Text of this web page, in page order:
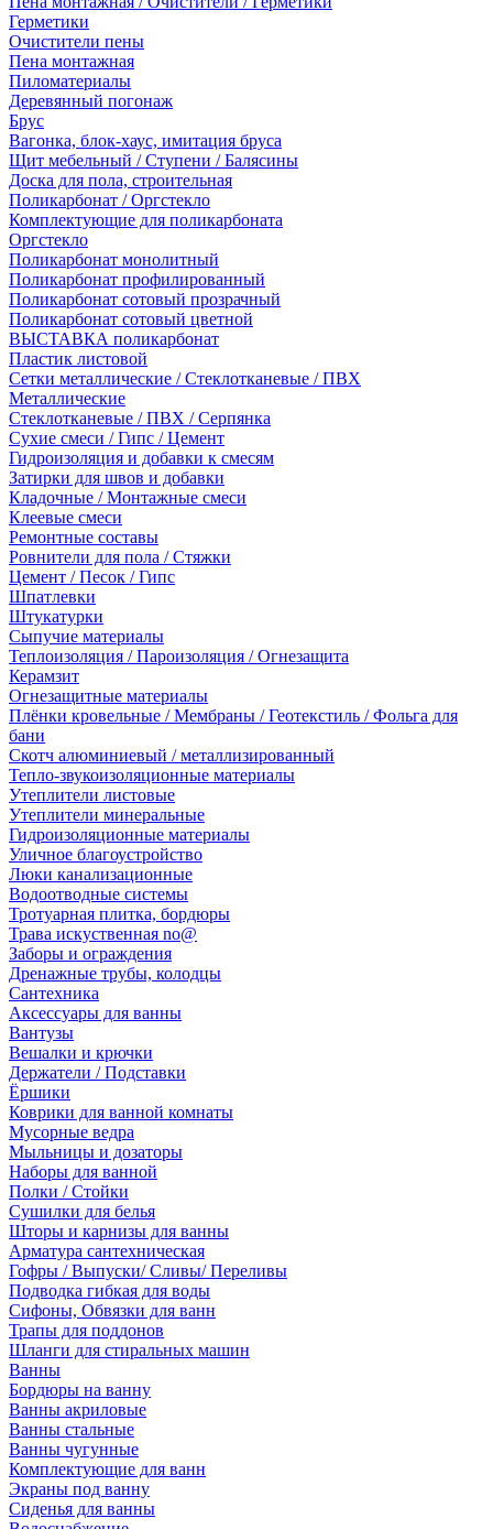
Герметики
Очистители пены
Пена монтажная
Пиломатериалы
Деревянный погонаж
Брус
Вагонка, блок-хаус, имитация бруса
Щит мебельный / Ступени / Балясины
Доска для пола, строительная
Поликарбонат / Оргстекло
Комплектующие для поликарбоната
Оргстекло
Поликарбонат монолитный
Поликарбонат профилированный
Поликарбонат сотовый прозрачный
Поликарбонат сотовый цветной
ВЫСТАВКА поликарбонат
Пластик листовой
Сетки металлические / Стеклотканевые / ПВХ
Металлические
Стеклотканевые / ПВХ / Серпянка
Сухие смеси / Гипс / Цемент
Гидроизоляция и добавки к смесям
Затирки для швов и добавки
Кладочные / Монтажные смеси
Клеевые смеси
Ремонтные составы
Ровнители для пола / Стяжки
Цемент / Песок / Гипс
Шпатлевки
Штукатурки
Сыпучие материалы
Теплоизоляция / Пароизоляция / Огнезащита
Керамзит
Огнезащитные материалы
Плёнки кровельные / Мембраны / Геотекстиль / Фольга для
бани
Скотч алюминиевый / металлизированный
Тепло-звукоизоляционные материалы
Утеплители листовые
Утеплители минеральные
Гидроизоляционные материалы
Уличное благоустройство
Люки канализационные
Водоотводные системы
Тротуарная плитка, бордюры
Трава искуственная no@
Заборы и ограждения
Дренажные трубы, колодцы
Сантехника
Аксессуары для ванны
Вантузы
Вешалки и крючки
Держатели / Подставки
Ёршики
Коврики для ванной комнаты
Мусорные ведра
Мыльницы и дозаторы
Наборы для ванной
Полки / Стойки
Сушилки для белья
Шторы и карнизы для ванны
Арматура сантехническая
Гофры / Выпуски/ Сливы/ Переливы
Подводка гибкая для воды
Сифоны, Обвязки для ванн
Трапы для поддонов
Шланги для стиральных машин
Ванны
Бордюры на ванну
Ванны акриловые
Ванны стальные
Ванны чугунные
Комплектующие для ванн
Экраны под ванну
Сиденья для ванны